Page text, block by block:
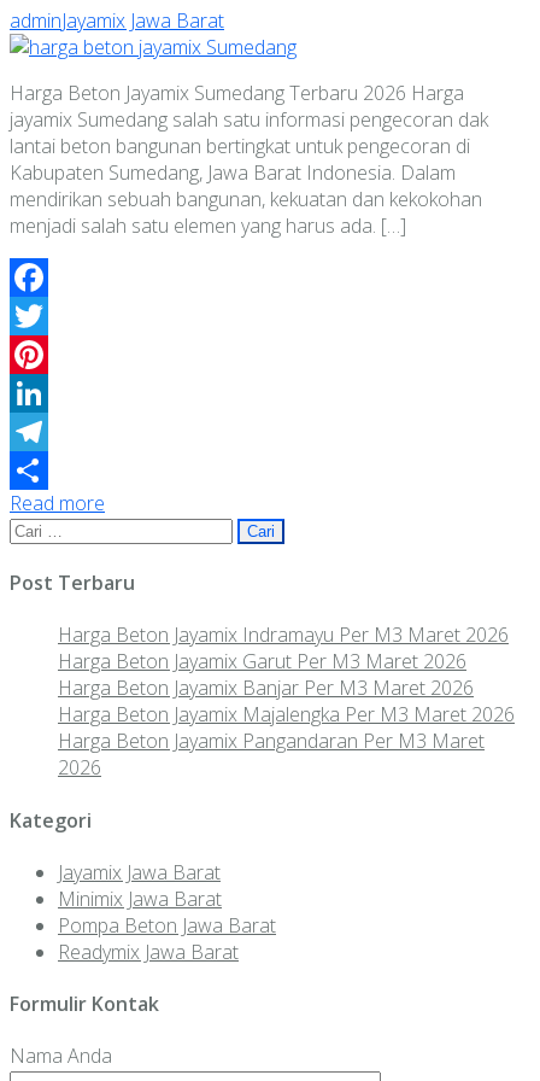
adminJayamix Jawa Barat
Harga Beton Jayamix Sumedang Terbaru 2026 Harga
jayamix Sumedang salah satu informasi pengecoran dak
lantai beton bangunan bertingkat untuk pengecoran di
Kabupaten Sumedang, Jawa Barat Indonesia. Dalam
mendirikan sebuah bangunan, kekuatan dan kekokohan
menjadi salah satu elemen yang harus ada. […]
Facebook
Twitter
Pinterest
LinkedIn
Telegram
Share
Read more
Cari
Post Terbaru
Harga Beton Jayamix Indramayu Per M3 Maret 2026
Harga Beton Jayamix Garut Per M3 Maret 2026
Harga Beton Jayamix Banjar Per M3 Maret 2026
Harga Beton Jayamix Majalengka Per M3 Maret 2026
Harga Beton Jayamix Pangandaran Per M3 Maret
2026
Kategori
Jayamix Jawa Barat
Minimix Jawa Barat
Pompa Beton Jawa Barat
Readymix Jawa Barat
Formulir Kontak
Nama Anda